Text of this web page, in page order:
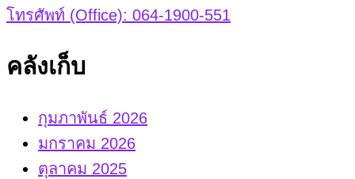
โทรศัพท์ (Office): 064-1900-551
คลังเก็บ
กุมภาพันธ์ 2026
มกราคม 2026
ตุลาคม 2025